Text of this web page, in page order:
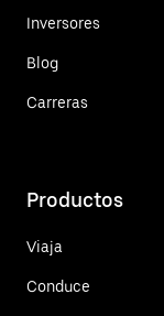
Inversores
Blog
Carreras
Productos
Viaja
Conduce